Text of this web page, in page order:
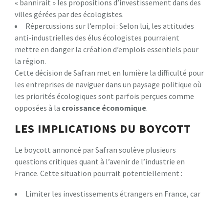
« bannirait » les propositions d’investissement dans des
villes gérées par des écologistes.
Répercussions sur l’emploi : Selon lui, les attitudes
anti-industrielles des élus écologistes pourraient
mettre en danger la création d’emplois essentiels pour
la région.
Cette décision de Safran met en lumière la difficulté pour
les entreprises de naviguer dans un paysage politique où
les priorités écologiques sont parfois perçues comme
opposées à la croissance économique.
LES IMPLICATIONS DU BOYCOTT
Le boycott annoncé par Safran soulève plusieurs
questions critiques quant à l’avenir de l’industrie en
France. Cette situation pourrait potentiellement :
Limiter les investissements étrangers en France, car